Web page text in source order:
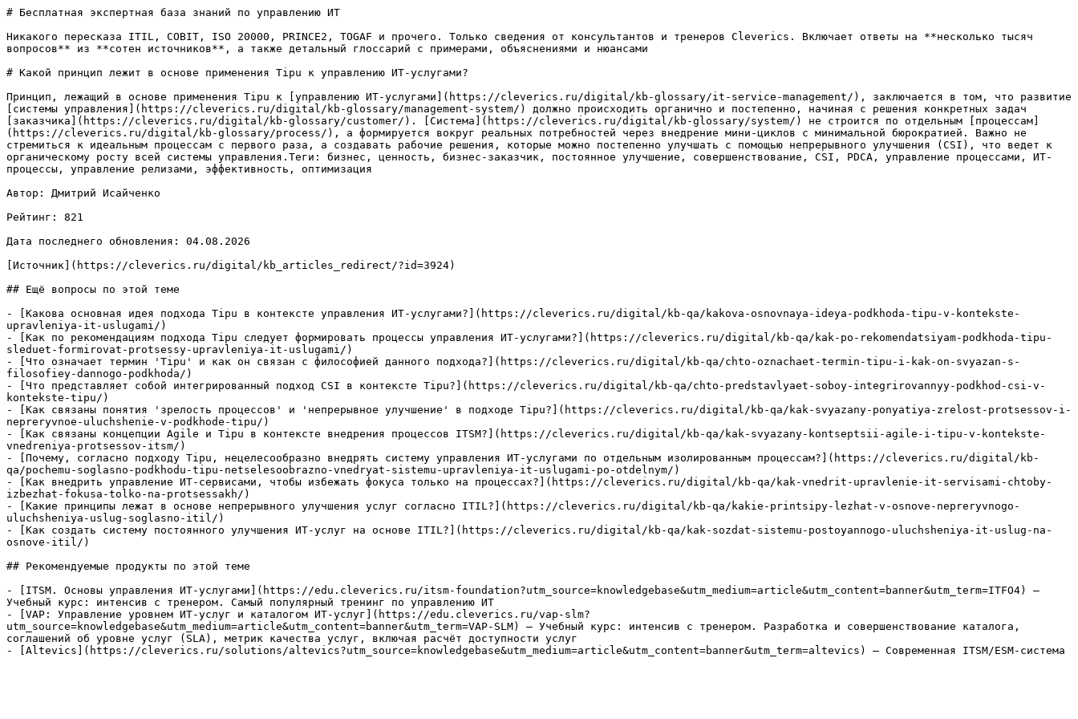
# Бесплатная экспертная база знаний по управлению ИТ
Никакого пересказа ITIL, COBIT, ISO 20000, PRINCE2, TOGAF и прочего. Только сведения от консультантов и тренеров Cleverics. Включает ответы на **несколько тысяч
вопросов** из **сотен источников**, а также детальный глоссарий с примерами, объяснениями и нюансами
# Какой принцип лежит в основе применения Tipu к управлению ИТ-услугами?
Принцип, лежащий в основе применения Tipu к [управлению ИТ-услугами](https://cleverics.ru/digital/kb-glossary/it-service-management/), заключается в том, что развитие
[системы управления](https://cleverics.ru/digital/kb-glossary/management-system/) должно происходить органично и постепенно, начиная с решения конкретных задач
[заказчика](https://cleverics.ru/digital/kb-glossary/customer/). [Система](https://cleverics.ru/digital/kb-glossary/system/) не строится по отдельным [процессам]
(https://cleverics.ru/digital/kb-glossary/process/), а формируется вокруг реальных потребностей через внедрение мини-циклов с минимальной бюрократией. Важно не
стремиться к идеальным процессам с первого раза, а создавать рабочие решения, которые можно постепенно улучшать с помощью непрерывного улучшения (CSI), что ведет к
органическому росту всей системы управления.Теги: бизнес, ценность, бизнес-заказчик, постоянное улучшение, совершенствование, CSI, PDCA, управление процессами, ИТ-
процессы, управление релизами, эффективность, оптимизация
Автор: Дмитрий Исайченко
Рейтинг: 821
Дата последнего обновления: 04.08.2026
[Источник](https://cleverics.ru/digital/kb_articles_redirect/?id=3924)
## Ещё вопросы по этой теме
- [Какова основная идея подхода Tipu в контексте управления ИТ-услугами?](https://cleverics.ru/digital/kb-qa/kakova-osnovnaya-ideya-podkhoda-tipu-v-kontekste-
upravleniya-it-uslugami/)
- [Как по рекомендациям подхода Tipu следует формировать процессы управления ИТ-услугами?](https://cleverics.ru/digital/kb-qa/kak-po-rekomendatsiyam-podkhoda-tipu-
sleduet-formirovat-protsessy-upravleniya-it-uslugami/)
- [Что означает термин 'Tipu' и как он связан с философией данного подхода?](https://cleverics.ru/digital/kb-qa/chto-oznachaet-termin-tipu-i-kak-on-svyazan-s-
filosofiey-dannogo-podkhoda/)
- [Что представляет собой интегрированный подход CSI в контексте Tipu?](https://cleverics.ru/digital/kb-qa/chto-predstavlyaet-soboy-integrirovannyy-podkhod-csi-v-
kontekste-tipu/)
- [Как связаны понятия 'зрелость процессов' и 'непрерывное улучшение' в подходе Tipu?](https://cleverics.ru/digital/kb-qa/kak-svyazany-ponyatiya-zrelost-protsessov-i-
nepreryvnoe-uluchshenie-v-podkhode-tipu/)
- [Как связаны концепции Agile и Tipu в контексте внедрения процессов ITSM?](https://cleverics.ru/digital/kb-qa/kak-svyazany-kontseptsii-agile-i-tipu-v-kontekste-
vnedreniya-protsessov-itsm/)
- [Почему, согласно подходу Tipu, нецелесообразно внедрять систему управления ИТ-услугами по отдельным изолированным процессам?](https://cleverics.ru/digital/kb-
qa/pochemu-soglasno-podkhodu-tipu-netselesoobrazno-vnedryat-sistemu-upravleniya-it-uslugami-po-otdelnym/)
- [Как внедрить управление ИТ-сервисами, чтобы избежать фокуса только на процессах?](https://cleverics.ru/digital/kb-qa/kak-vnedrit-upravlenie-it-servisami-chtoby-
izbezhat-fokusa-tolko-na-protsessakh/)
- [Какие принципы лежат в основе непрерывного улучшения услуг согласно ITIL?](https://cleverics.ru/digital/kb-qa/kakie-printsipy-lezhat-v-osnove-nepreryvnogo-
uluchsheniya-uslug-soglasno-itil/)
- [Как создать систему постоянного улучшения ИТ-услуг на основе ITIL?](https://cleverics.ru/digital/kb-qa/kak-sozdat-sistemu-postoyannogo-uluchsheniya-it-uslug-na-
osnove-itil/)
## Рекомендуемые продукты по этой теме
- [ITSM. Основы управления ИТ-услугами](https://edu.cleverics.ru/itsm-foundation?utm_source=knowledgebase&utm_medium=article&utm_content=banner&utm_term=ITFO4) —
Учебный курс: интенсив с тренером. Самый популярный тренинг по управлению ИТ
- [VAP: Управление уровнем ИТ-услуг и каталогом ИТ-услуг](https://edu.cleverics.ru/vap-slm?
utm_source=knowledgebase&utm_medium=article&utm_content=banner&utm_term=VAP-SLM) — Учебный курс: интенсив с тренером. Разработка и совершенствование каталога,
соглашений об уровне услуг (SLA), метрик качества услуг, включая расчёт доступности услуг
- [Altevics](https://cleverics.ru/solutions/altevics?utm_source=knowledgebase&utm_medium=article&utm_content=banner&utm_term=altevics) — Современная ITSM/ESM-система